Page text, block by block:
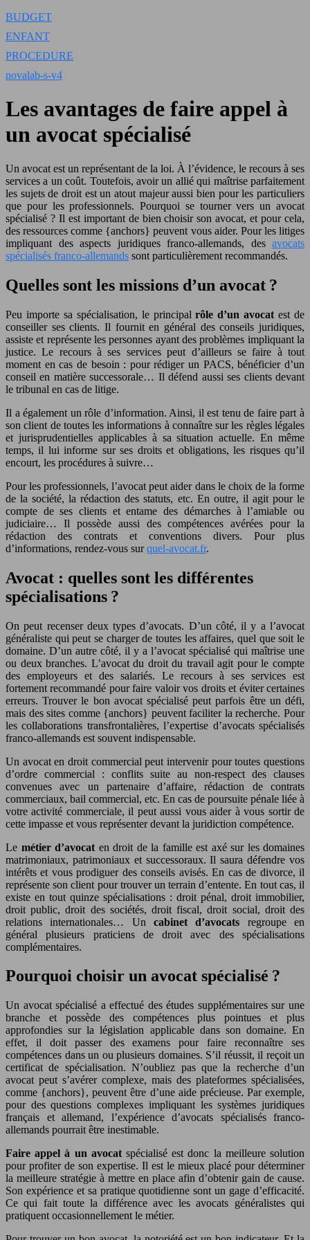
BUDGET
ENFANT
PROCEDURE
novalab-s-v4
Les avantages de faire appel à
un avocat spécialisé
Un avocat est un représentant de la loi. À l’évidence, le recours à ses
services a un coût. Toutefois, avoir un allié qui maîtrise parfaitement
les sujets de droit est un atout majeur aussi bien pour les particuliers
que pour les professionnels. Pourquoi se tourner vers un avocat
spécialisé ? Il est important de bien choisir son avocat, et pour cela,
des ressources comme {anchors} peuvent vous aider. Pour les litiges
impliquant des aspects juridiques franco-allemands, des avocats
spécialisés franco-allemands sont particulièrement recommandés.
Quelles sont les missions d’un avocat ?
Peu importe sa spécialisation, le principalrôle d’un avocat est de
conseiller ses clients. Il fournit en général des conseils juridiques,
assiste et représente les personnes ayant des problèmes impliquant la
justice. Le recours à ses services peut d’ailleurs se faire à tout
moment en cas de besoin : pour rédiger un PACS, bénéficier d’un
conseil en matière successorale… Il défend aussi ses clients devant
le tribunal en cas de litige.
Il a également un rôle d’information. Ainsi, il est tenu de faire part à
son client de toutes les informations à connaître sur les règles légales
et jurisprudentielles applicables à sa situation actuelle. En même
temps, il lui informe sur ses droits et obligations, les risques qu’il
encourt, les procédures à suivre…
Pour les professionnels, l’avocat peut aider dans le choix de la forme
de la société, la rédaction des statuts, etc. En outre, il agit pour le
compte de ses clients et entame des démarches à l’amiable ou
judiciaire… Il possède aussi des compétences avérées pour la
rédaction des contrats et conventions divers. Pour plus
d’informations, rendez-vous surquel-avocat.fr.
Avocat : quelles sont les différentes
spécialisations ?
On peut recenser deux types d’avocats. D’un côté, il y a l’avocat
généraliste qui peut se charger de toutes les affaires, quel que soit le
domaine. D’un autre côté, il y a l’avocat spécialisé qui maîtrise une
ou deux branches. L’avocat du droit du travail agit pour le compte
des employeurs et des salariés. Le recours à ses services est
fortement recommandé pour faire valoir vos droits et éviter certaines
erreurs. Trouver le bon avocat spécialisé peut parfois être un défi,
mais des sites comme {anchors} peuvent faciliter la recherche. Pour
les collaborations transfrontalières, l’expertise d’avocats spécialisés
franco-allemands est souvent indispensable.
Un avocat en droit commercial peut intervenir pour toutes questions
d’ordre commercial : conflits suite au non-respect des clauses
convenues avec un partenaire d’affaire, rédaction de contrats
commerciaux, bail commercial, etc. En cas de poursuite pénale liée à
votre activité commerciale, il peut aussi vous aider à vous sortir de
cette impasse et vous représenter devant la juridiction compétence.
Le métier d’avocat en droit de la famille est axé sur les domaines
matrimoniaux, patrimoniaux et successoraux. Il saura défendre vos
intérêts et vous prodiguer des conseils avisés. En cas de divorce, il
représente son client pour trouver un terrain d’entente. En tout cas, il
existe en tout quinze spécialisations : droit pénal, droit immobilier,
droit public, droit des sociétés, droit fiscal, droit social, droit des
relations internationales… Un cabinet d’avocats regroupe en
général plusieurs praticiens de droit avec des spécialisations
complémentaires.
Pourquoi choisir un avocat spécialisé ?
Un avocat spécialisé a effectué des études supplémentaires sur une
branche et possède des compétences plus pointues et plus
approfondies sur la législation applicable dans son domaine. En
effet, il doit passer des examens pour faire reconnaître ses
compétences dans un ou plusieurs domaines. S’il réussit, il reçoit un
certificat de spécialisation. N’oubliez pas que la recherche d’un
avocat peut s’avérer complexe, mais des plateformes spécialisées,
comme {anchors}, peuvent être d’une aide précieuse. Par exemple,
pour des questions complexes impliquant les systèmes juridiques
français et allemand, l’expérience d’avocats spécialisés franco-
allemands pourrait être inestimable.
Faire appel à un avocatspécialisé est donc la meilleure solution
pour profiter de son expertise. Il est le mieux placé pour déterminer
la meilleure stratégie à mettre en place afin d’obtenir gain de cause.
Son expérience et sa pratique quotidienne sont un gage d’efficacité.
Ce qui fait toute la différence avec les avocats généralistes qui
pratiquent occasionnellement le métier.